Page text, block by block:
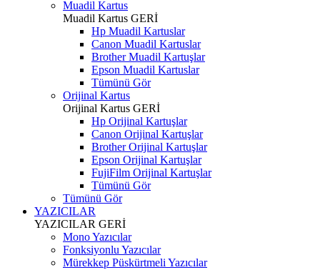
Muadil Kartus
Muadil Kartus GERİ
Hp Muadil Kartuslar
Canon Muadil Kartuslar
Brother Muadil Kartuşlar
Epson Muadil Kartuslar
Tümünü Gör
Orijinal Kartus
Orijinal Kartus GERİ
Hp Orijinal Kartuşlar
Canon Orijinal Kartuşlar
Brother Orijinal Kartuşlar
Epson Orijinal Kartuşlar
FujiFilm Orijinal Kartuşlar
Tümünü Gör
Tümünü Gör
YAZICILAR
YAZICILAR GERİ
Mono Yazıcılar
Fonksiyonlu Yazıcılar
Mürekkep Püskürtmeli Yazıcılar